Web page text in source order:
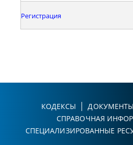
Регистрация
КОДЕКСЫ
СПРАВОЧНАЯ
СПЕЦИАЛИЗИРОВАННЫЕ